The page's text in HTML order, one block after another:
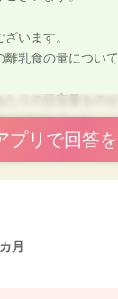
います。
離乳食の量につい
baby-food
がゆと同量（食パ
プリで回答
月